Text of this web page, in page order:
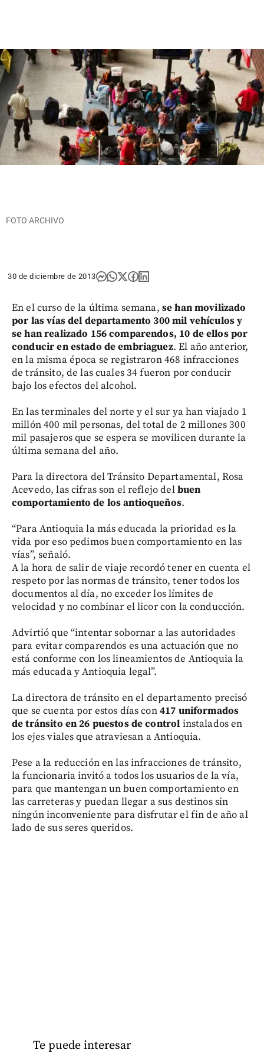
FOTO ARCHIVO
30 de diciembre de 2013
En el curso de la última semana, se han movilizado
por las vías del departamento 300 mil vehículos y
se han realizado 156 comparendos, 10 de ellos por
conducir en estado de embriaguez. El año anterior,
en la misma época se registraron 468 infracciones
de tránsito, de las cuales 34 fueron por conducir
bajo los efectos del alcohol.
En las terminales del norte y el sur ya han viajado 1
millón 400 mil personas, del total de 2 millones 300
mil pasajeros que se espera se movilicen durante la
última semana del año.
Para la directora del Tránsito Departamental, Rosa
Acevedo, las cifras son el reflejo delbuen
comportamiento de los antioqueños.
“Para Antioquia la más educada la prioridad es la
vida por eso pedimos buen comportamiento en las
vías”, señaló.
A la hora de salir de viaje recordó tener en cuenta el
respeto por las normas de tránsito, tener todos los
documentos al día, no exceder los límites de
velocidad y no combinar el licor con la conducción.
Advirtió que “intentar sobornar a las autoridades
para evitar comparendos es una actuación que no
está conforme con los lineamientos de Antioquia la
más educada y Antioquia legal”.
La directora de tránsito en el departamento precisó
que se cuenta por estos días con417 uniformados
de tránsito en 26 puestos de control instalados en
los ejes viales que atraviesan a Antioquia.
Pese a la reducción en las infracciones de tránsito,
la funcionaria invitó a todos los usuarios de la vía,
para que mantengan un buen comportamiento en
las carreteras y puedan llegar a sus destinos sin
ningún inconveniente para disfrutar el fin de año al
lado de sus seres queridos.
Te puede interesar